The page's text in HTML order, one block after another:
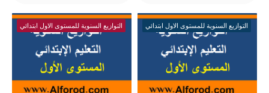
التوازيع السنوية للمستوى الاول ابتدائي التوازيع السنوية للمستوى الاول ابتدائي